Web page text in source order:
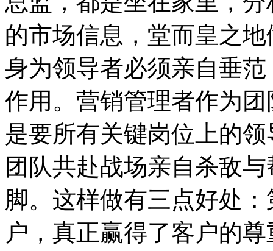
的市场信息，堂而皇之
身为领导者必须亲自垂
作用。营销管理者作为
是要所有关键岗位上的
团队共赴战场亲自杀敌
脚。这样做有三点好处
户，真正赢得了客户的